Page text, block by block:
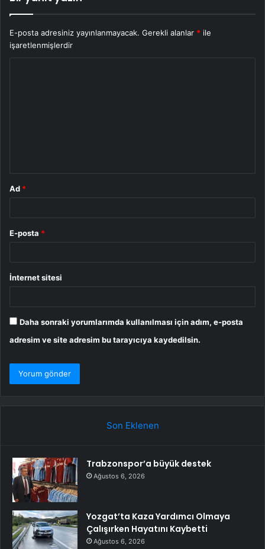
E-posta adresiniz yayınlanmayacak. Gerekli alanlar * ile
işaretlenmişlerdir
Ad *
E-posta *
İnternet sitesi
Daha sonraki yorumlarımda kullanılması için adım, e-posta
adresim ve site adresim bu tarayıcıya kaydedilsin.
Son Eklenen
Trabzonspor’a büyük destek
Ağustos 6, 2026
Yozgat’ta Kaza Yardımcı Olmaya
Çalışırken Hayatını Kaybetti
Ağustos 6, 2026